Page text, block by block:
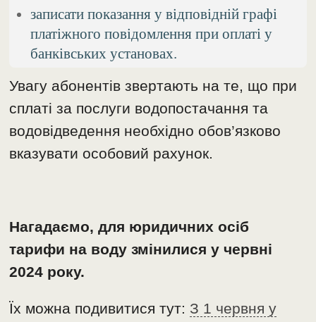
записати показання у відповідній графі
платіжного повідомлення при оплаті у
банківських установах.
Увагу абонентів звертають на те, що при
сплаті за послуги водопостачання та
водовідведення необхідно обов’язково
вказувати особовий рахунок.
Нагадаємо, для юридичних осіб
тарифи на воду змінилися у червні
2024 року.
Їх можна подивитися тут: З 1 червня у